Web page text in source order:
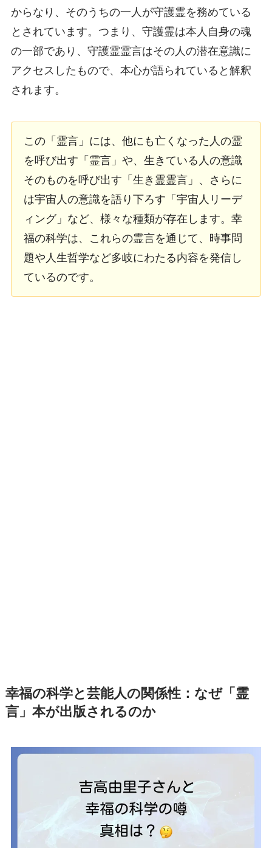
からなり、そのうちの一人が守護霊を務めている
とされています。つまり、守護霊は本人自身の魂
の一部であり、守護霊霊言はその人の潜在意識に
アクセスしたもので、本心が語られていると解釈
されます。
この「霊言」には、他にも亡くなった人の霊
を呼び出す「霊言」や、生きている人の意識
そのものを呼び出す「生き霊霊言」、さらに
は宇宙人の意識を語り下ろす「宇宙人リーデ
ィング」など、様々な種類が存在します。幸
福の科学は、これらの霊言を通じて、時事問
題や人生哲学など多岐にわたる内容を発信し
ているのです。
幸福の科学と芸能人の関係性：なぜ「霊
言」本が出版されるのか